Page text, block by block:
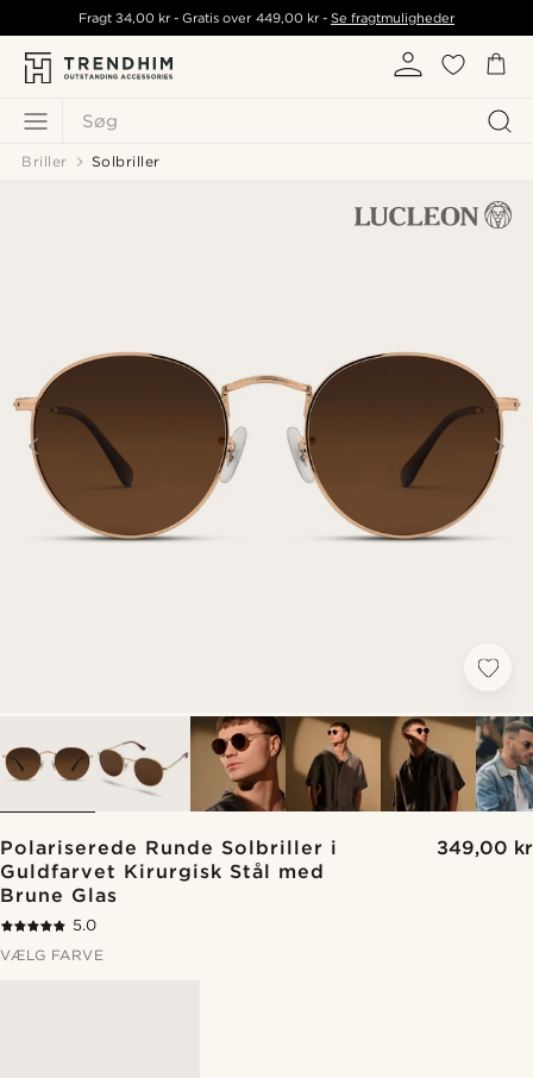
Søg
Fragt34,00 kr - Gratis over 449,00 kr- Se fragtmuligheder
Briller Solbriller
Polariserede Runde Solbriller i
Guldfarvet Kirurgisk Stål med
Brune Glas
349,00 kr
5.0
VÆLG FARVE